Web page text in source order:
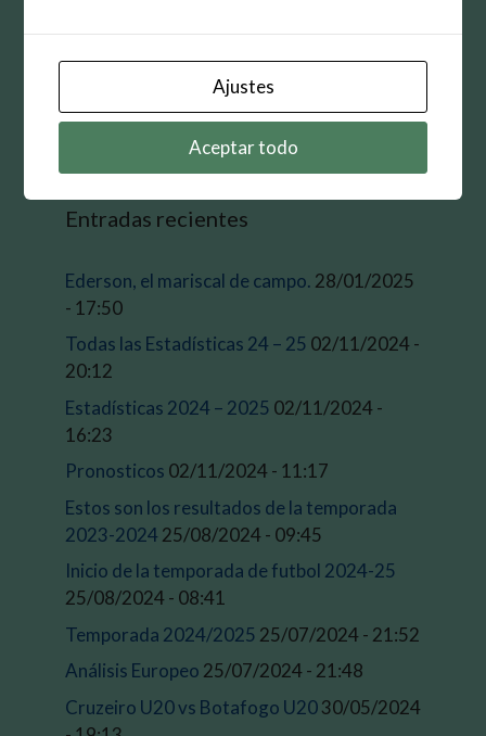
Entradas recientes
Ederson, el mariscal de campo. 28/01/2025
- 17:50
Todas las Estadísticas 24 – 25 02/11/2024 -
20:12
Estadísticas 2024 – 2025 02/11/2024 -
16:23
Pronosticos 02/11/2024 - 11:17
Estos son los resultados de la temporada
2023-2024 25/08/2024 - 09:45
Inicio de la temporada de futbol 2024-25
25/08/2024 - 08:41
Temporada 2024/2025 25/07/2024 - 21:52
Análisis Europeo 25/07/2024 - 21:48
Cruzeiro U20 vs Botafogo U2030/05/2024
Ajustes
Aceptar todo